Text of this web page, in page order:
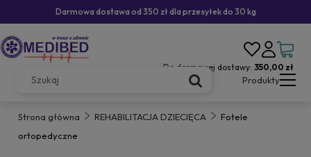
Darmowa dostawa od 350 zł dla przesyłek do 30 kg
Do darmowej dostawy: 350,00 zł
Produkty
Strona główna REHABILITACJA DZIECIĘCA
Fotele
ortopedyczne